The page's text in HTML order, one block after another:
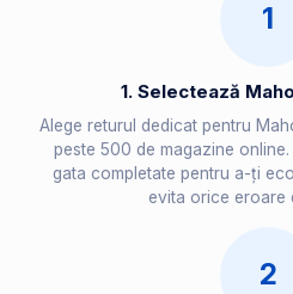
1
1. Selectează
Alege returul dedicat pentru
peste 500 de magazine
gata completate pentru a-ți
evita orice eroare
2